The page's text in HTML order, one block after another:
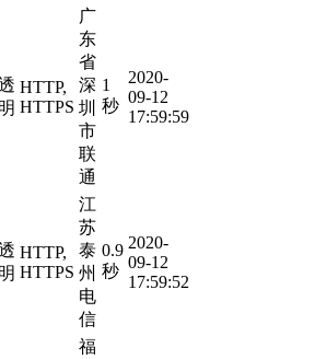
明
HTTP,
HTTPS
广
东
省
深
圳
市
联
通
1
秒
2020-
09-12
17:59:59
明
HTTP,
HTTPS
江
苏
泰
州
电
信
0.9
秒
2020-
09-12
17:59:52
福